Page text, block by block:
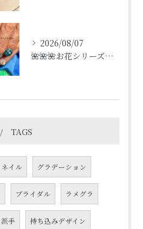
2026/08/07
🌺🌺🌺お花シリーズ🌺🌺🌺
TAGS
ネイル グラデーション
ブライダル ラメグラ
派手 持ち込みデザイン